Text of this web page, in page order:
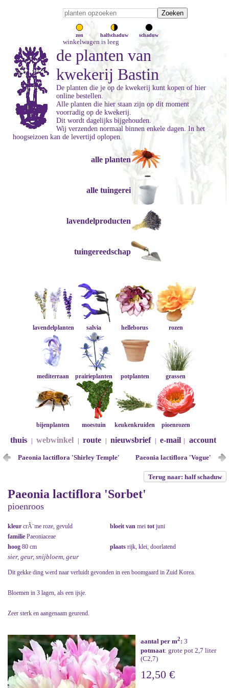
zon halfschaduw schaduw
winkelwagen is leeg
de planten van
kwekerij Bastin
De planten die je op de kwekerij kunt kopen of hier
online bestellen.
Alle planten die hier staan zijn op dit moment
voorradig op de kwekerij.
Dit wordt dagelijks bijgehouden.
Wij verzenden normaal binnen enkele dagen. In het
hoogseizoen kan de levertijd oplopen.
alle planten
alle tuingerei
lavendelproducten
tuingereedschap
lavendelplanten salvia helleborus rozen
mediterraan prairieplanten potplanten grassen
bijenplanten moestuin keukenkruiden pioenrozen
thuis webwinkel route nieuwsbrief e-mail account
Paeonia lactiflora 'Shirley Temple' Paeonia lactiflora 'Vogue'
Terug naar: half schaduw
Paeonia lactiflora 'Sorbet'
pioenroos
kleur crÃ¨me roze, gevuld bloeit van mei tot juni
familie Paeoniaceae
hoog 80 cm plaats rijk, klei, doorlatend
sier, geur, snijbloem, geur
Dit gekke ding werd naar verluidt gevonden in een boomgaard in Zuid Korea.
Bloemen in 3 lagen, als een ijsje.
Zeer sterk en aangenaam geurend.
aantal per m2: 3
potmaat: grote pot 2,7 liter
(C2,7)
12,50 €